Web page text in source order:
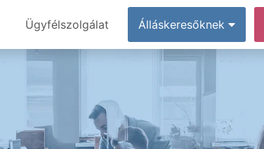
Ügyfélszolgálat Álláskeresőknek